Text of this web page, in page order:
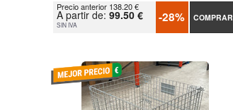
Precio anterior 138.20 €
A partir de: 99.50 €
SIN IVA -28% COMPRAR